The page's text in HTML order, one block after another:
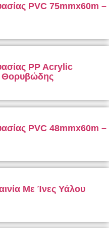
PVC 75mmx60m –
PP Acrylic
Θορυβώδης
PVC 48mmx60m –
Με Ίνες Υάλου